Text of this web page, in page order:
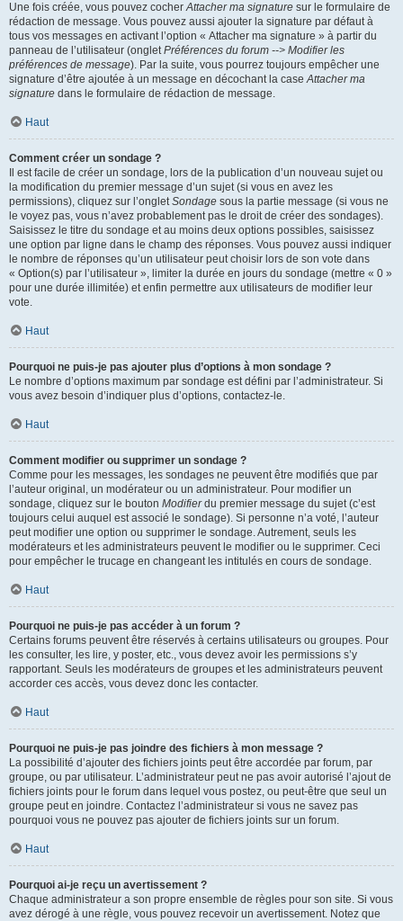
Une fois créée, vous pouvez cocherAttacher ma signature sur le formulaire de
rédaction de message. Vous pouvez aussi ajouter la signature par défaut à
tous vos messages en activant l’option « Attacher ma signature » à partir du
panneau de l’utilisateur (ongletPréférences du forum --> Modifier les
préférences de message). Par la suite, vous pourrez toujours empêcher une
signature d’être ajoutée à un message en décochant la caseAttacher ma
signature dans le formulaire de rédaction de message.
Haut
Comment créer un sondage ?
Il est facile de créer un sondage, lors de la publication d’un nouveau sujet ou
la modification du premier message d’un sujet (si vous en avez les
permissions), cliquez sur l’ongletSondage sous la partie message (si vous ne
le voyez pas, vous n’avez probablement pas le droit de créer des sondages).
Saisissez le titre du sondage et au moins deux options possibles, saisissez
une option par ligne dans le champ des réponses. Vous pouvez aussi indiquer
le nombre de réponses qu’un utilisateur peut choisir lors de son vote dans
« Option(s) par l’utilisateur », limiter la durée en jours du sondage (mettre « 0 »
pour une durée illimitée) et enfin permettre aux utilisateurs de modifier leur
vote.
Haut
Pourquoi ne puis-je pas ajouter plus d’options à mon sondage ?
Le nombre d’options maximum par sondage est défini par l’administrateur. Si
vous avez besoin d’indiquer plus d’options, contactez-le.
Haut
Comment modifier ou supprimer un sondage ?
Comme pour les messages, les sondages ne peuvent être modifiés que par
l’auteur original, un modérateur ou un administrateur. Pour modifier un
sondage, cliquez sur le bouton Modifierdu premier message du sujet (c’est
toujours celui auquel est associé le sondage). Si personne n’a voté, l’auteur
peut modifier une option ou supprimer le sondage. Autrement, seuls les
modérateurs et les administrateurs peuvent le modifier ou le supprimer. Ceci
pour empêcher le trucage en changeant les intitulés en cours de sondage.
Haut
Pourquoi ne puis-je pas accéder à un forum ?
Certains forums peuvent être réservés à certains utilisateurs ou groupes. Pour
les consulter, les lire, y poster, etc., vous devez avoir les permissions s’y
rapportant. Seuls les modérateurs de groupes et les administrateurs peuvent
accorder ces accès, vous devez donc les contacter.
Haut
Pourquoi ne puis-je pas joindre des fichiers à mon message ?
La possibilité d’ajouter des fichiers joints peut être accordée par forum, par
groupe, ou par utilisateur. L’administrateur peut ne pas avoir autorisé l’ajout de
fichiers joints pour le forum dans lequel vous postez, ou peut-être que seul un
groupe peut en joindre. Contactez l’administrateur si vous ne savez pas
pourquoi vous ne pouvez pas ajouter de fichiers joints sur un forum.
Haut
Pourquoi ai-je reçu un avertissement ?
Chaque administrateur a son propre ensemble de règles pour son site. Si vous
avez dérogé à une règle, vous pouvez recevoir un avertissement. Notez que